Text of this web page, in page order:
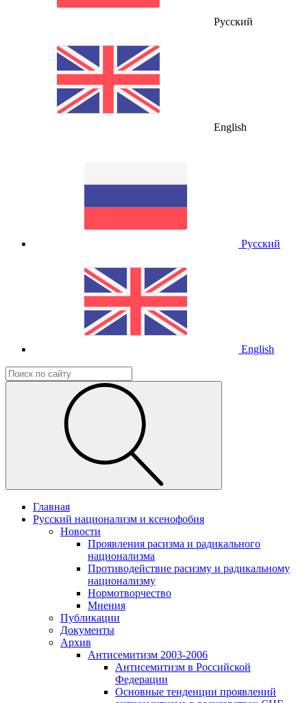
Русский
English
Русский
English
Главная
Русский национализм и ксенофобия
Новости
Проявления расизма и радикального
национализма
Противодействие расизму и радикальному
национализму
Нормотворчество
Мнения
Публикации
Документы
Архив
Антисемитизм 2003-2006
Антисемитизм в Российской
Федерации
Основные тенденции проявлений